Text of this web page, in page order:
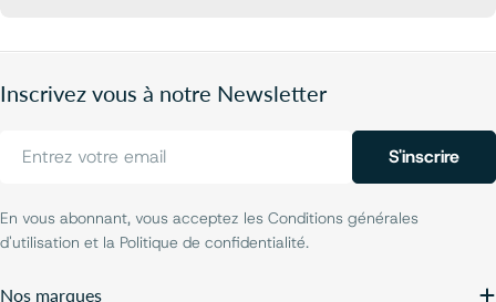
Inscrivez vous à notre Newsletter
S'inscrire
En vous abonnant, vous acceptez les Conditions générales
d'utilisation et la Politique de confidentialité.
Nos marques